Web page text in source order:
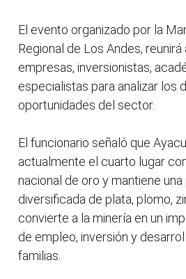
El evento organizado por la
Regional de Los Andes, reunirá
empresas, inversionistas,
especialistas para analizar los
oportunidades del sector.
El funcionario señaló que
actualmente el cuarto lugar
nacional de oro y mantiene
diversificada de plata, plomo,
convierte a la minería en un
de empleo, inversión y
familias.